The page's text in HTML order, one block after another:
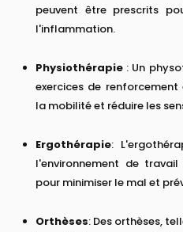
peuvent être prescrits
l'inflammation.
Physiothérapie : Un
exercices de
la mobilité et réduire les
Ergothérapie:
l'environnement de
pour minimiser le mal et
Orthèses: Des orthèses,